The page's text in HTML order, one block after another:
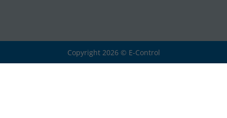
Copyright 2026 © E-Control